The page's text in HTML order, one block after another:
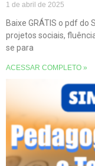
1 de abril de 2025
Baixe GRÁTIS o pdf do
projetos sociais,
se para
ACESSAR COMPLETO »